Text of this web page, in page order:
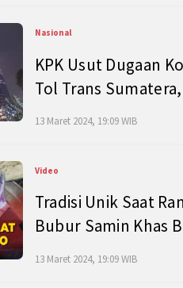
Nasional
KPK Usut Dugaan
Tol Trans
13 Maret 2024, 19:09 WIB
Video
Tradisi Unik Saat
Bubur Samin Khas
13 Maret 2024, 19:09 WIB